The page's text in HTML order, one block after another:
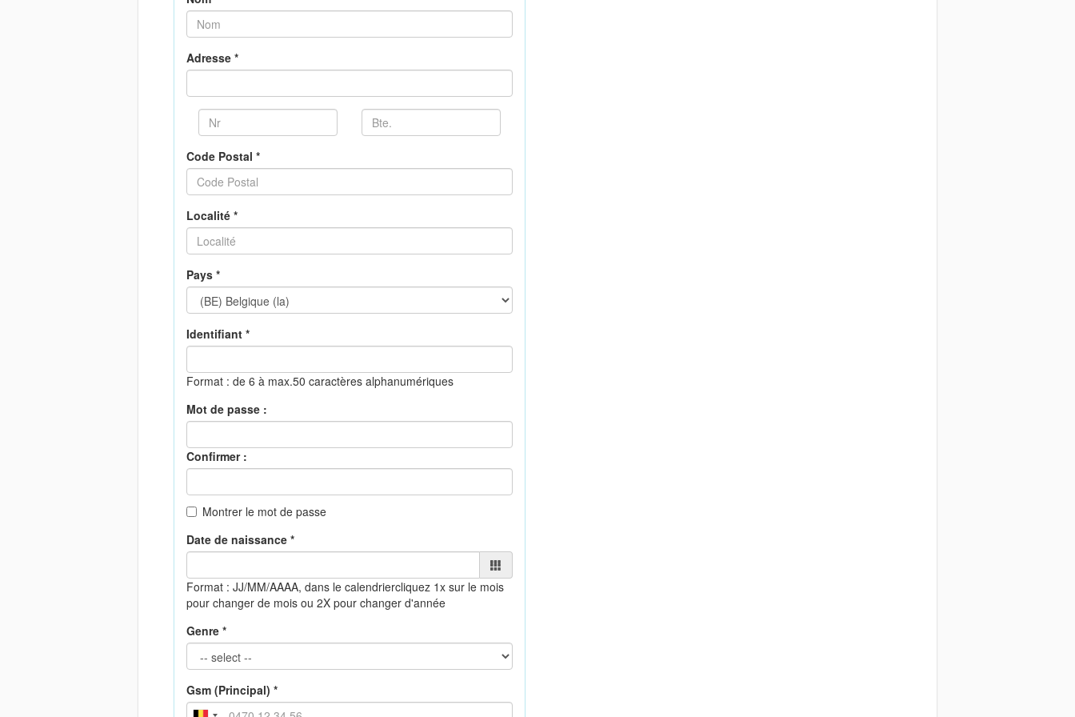
Adresse *
Code Postal *
Localité *
Pays *
Identifiant *
Format : de 6 à max.50 caractères alphanumériques
Mot de passe :
Confirmer :
Montrer le mot de passe
Date de naissance *
Format : JJ/MM/AAAA, dans le calendriercliquez 1x sur le mois
pour changer de mois ou 2X pour changer d'année
Genre *
Gsm (Principal) *